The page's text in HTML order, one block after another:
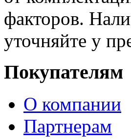
факторов.
уточняйте у
Покупателям
О компании
Партнерам